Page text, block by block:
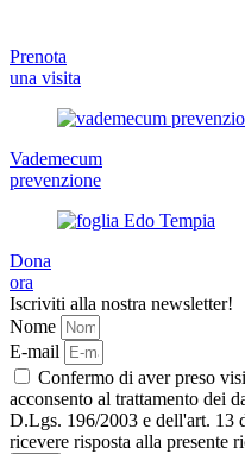
Prenota
una visita
Vademecum
prevenzione
Dona
ora
Iscriviti alla nostra newsletter!
Nome
E-mail
Confermo di aver preso
acconsento al trattamento dei
D.Lgs. 196/2003 e dell'art. 13
ricevere risposta alla presente